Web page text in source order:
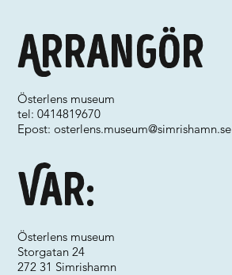
Var:
Arrangör
Österlens museum
tel: 0414819670
Epost:osterlens.museum@simrishamn.se
Österlens museum
Storgatan 24
272 31 Simrishamn